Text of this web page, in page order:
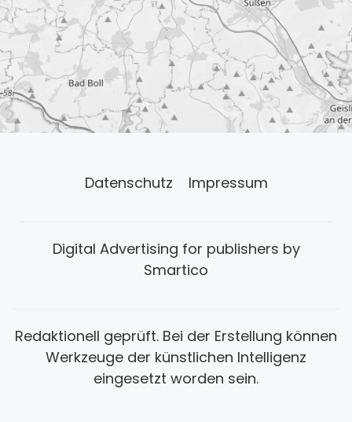
Datenschutz Impressum
Digital Advertising for publishers by
Smartico
Redaktionell geprüft. Bei der Erstellung können
Werkzeuge der künstlichen Intelligenz
eingesetzt worden sein.